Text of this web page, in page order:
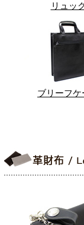
リュッ
ブリーフケ